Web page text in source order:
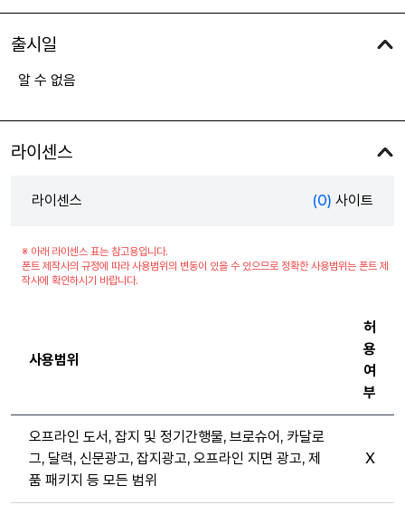
출시일
알 수 없음
라이센스
라이센스 (0) 사이트
※ 아래 라이센스 표는 참고용입니다.
폰트 제작사의 규정에 따라 사용범위의 변동이 있을 수 있으므로 정확한 사용범위는 폰트 제
작사에 확인하시기 바랍니다.
사용범위
허
용
여
부
오프라인 도서, 잡지 및 정기간행물, 브로슈어, 카달로
그, 달력, 신문광고, 잡지광고, 오프라인 지면 광고, 제
품 패키지 등 모든 범위
X